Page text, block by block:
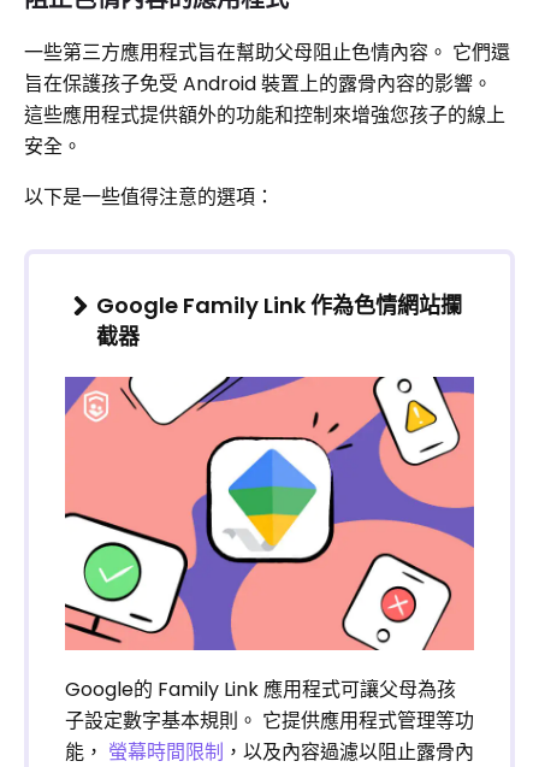
一些第三方應用程式旨在幫助父母阻止色情內容。 它們還
旨在保護孩子免受 Android 裝置上的露骨內容的影響。
這些應用程式提供額外的功能和控制來增強您孩子的線上
安全。
以下是一些值得注意的選項：
Google Family Link 作為色情網站攔
截器
Google的 Family Link 應用程式可讓父母為孩
子設定數字基本規則。 它提供應用程式管理等功
能， 螢幕時間限制 ，以及內容過濾以阻止露骨內